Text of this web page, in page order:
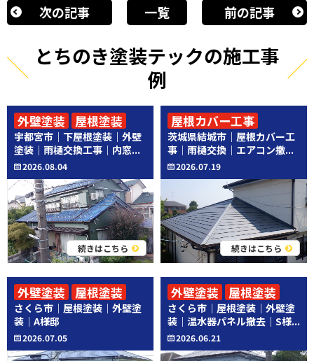
次の記事 一覧 前の記事
とちのき塗装テックの施工事
例
宇都宮市｜下屋根塗装｜外壁
塗装｜雨樋交換工事｜内窓...
2026.08.04
続きはこちら
外壁塗装
屋根塗装
その他工事
茨城県結城市｜屋根カバー工
事｜雨樋交換｜エアコン撤...
2026.07.19
続きはこちら
屋根カバー工事
その他工事
さくら市｜屋根塗装｜外壁塗
装｜A様邸
2026.07.05
外壁塗装 屋根塗装
さくら市｜屋根塗装｜外壁塗
装｜温水器パネル撤去｜S様...
2026.06.21
外壁塗装
屋根塗装
その他工事